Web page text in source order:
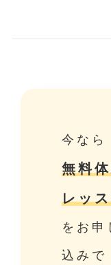
今なら
無料
レッ
をお申
込みで